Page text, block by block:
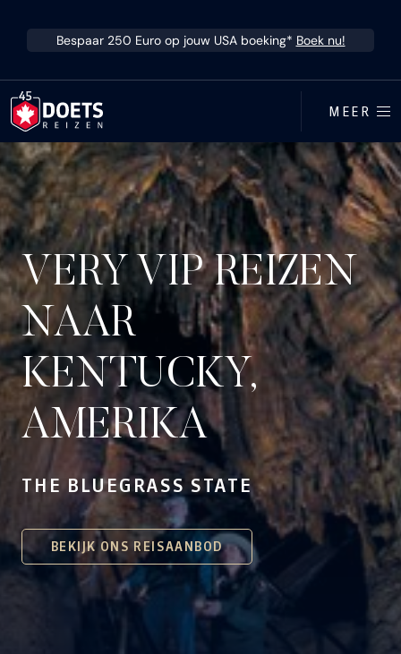
Bespaar 250 Euro op jouw USA boeking* Boek nu!
MEER
VERY VIP REIZEN
NAAR
KENTUCKY,
AMERIKA
THE BLUEGRASS STATE
BEKIJK ONS REISAANBOD